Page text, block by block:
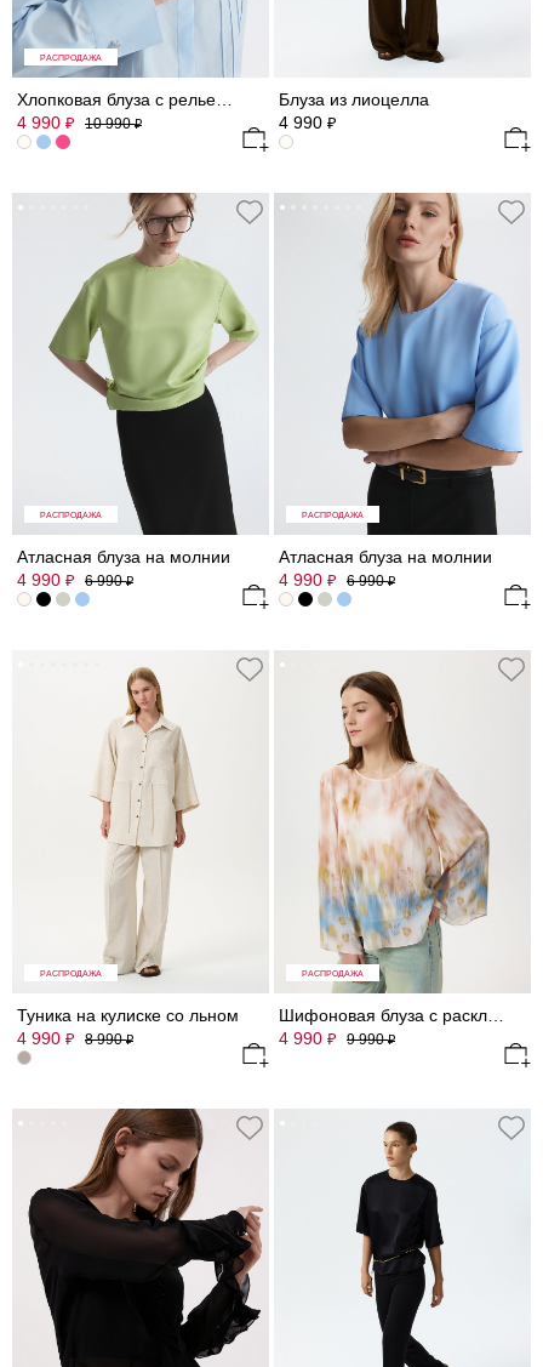
РАСПРОДАЖА
4 990 ₽ 10 990₽
Блуза из лиоцелла
4 990 ₽
РАСПРОДАЖА
Атласная блуза на молнии
4 990 ₽ 6 990₽
РАСПРОДАЖА
Атласная блуза на молнии
4 990 ₽ 6 990₽
РАСПРОДАЖА
Туника на кулиске со льном
4 990 ₽ 8 990₽
РАСПРОДАЖА
4 990 ₽ 9 990₽